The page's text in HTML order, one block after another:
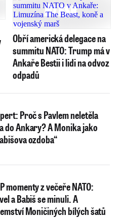
Obří americká delegace na
summitu NATO: Trump má v
Ankaře Bestii i lidi na odvoz
odpadů
Proč s Pavlem neletěla
do Ankary? A Monika jako
ozdoba“
momenty z večeře NATO:
a Babiš se minuli. A
Moničiných bílých šatů